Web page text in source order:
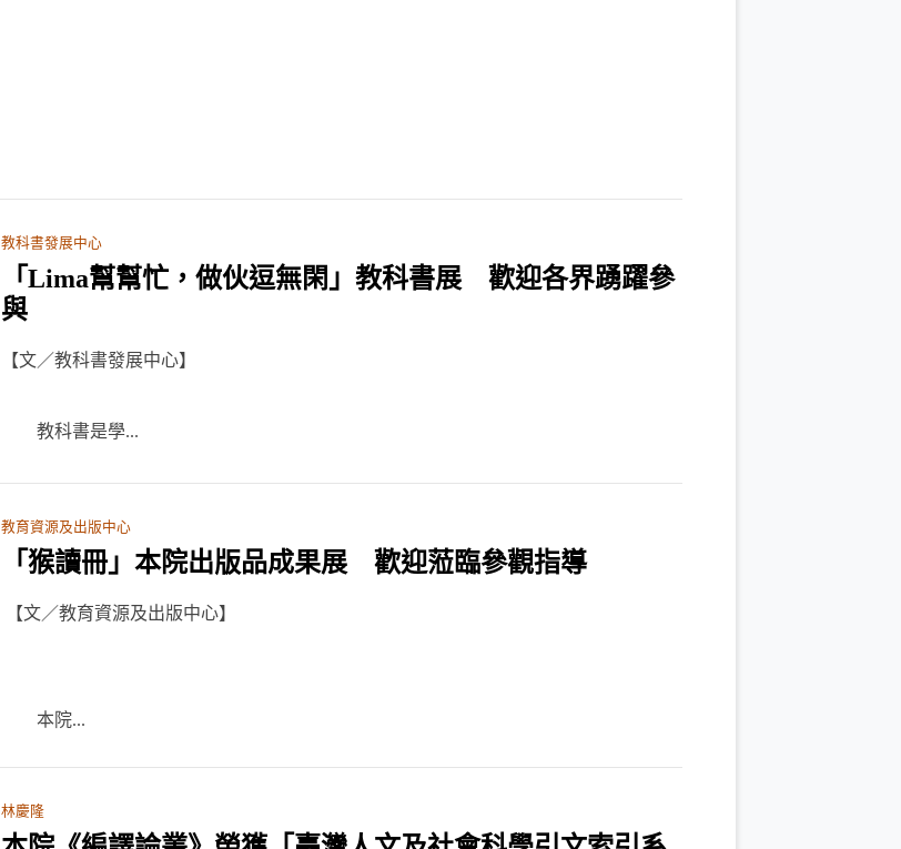
教科書發展中心
「Lima幫幫忙，做伙逗無閑」教科書展 歡迎各界踴躍參
與
【文／教科書發展中心】
教科書是學...
教育資源及出版中心
「猴讀冊」本院出版品成果展 歡迎蒞臨參觀指導
【文／教育資源及出版中心】
本院...
林慶隆